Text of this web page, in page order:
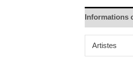
Informations
Artistes